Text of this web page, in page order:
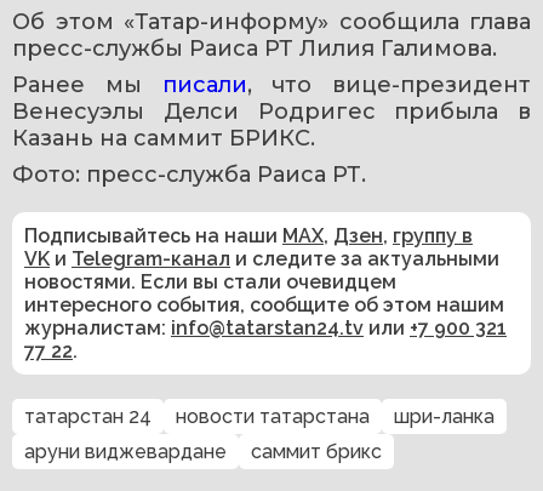
Об этом «Татар-информу» сообщила глава
пресс-службы Раиса РТ Лилия Галимова.
Ранее мы
писали, что вице-президент
Венесуэлы Делси Родригес прибыла в
Казань на саммит БРИКС.
Фото: пресс-служба Раиса РТ.
Подписывайтесь на наши MAX, Дзен, группу в
VK и Telegram-канал и следите за актуальными
новостями. Если вы стали очевидцем
интересного события, сообщите об этом нашим
журналистам: info@tatarstan24.tv или +7 900 321
77 22.
татарстан 24 новости татарстана
шри-ланка
аруни виджевардане
саммит брикс